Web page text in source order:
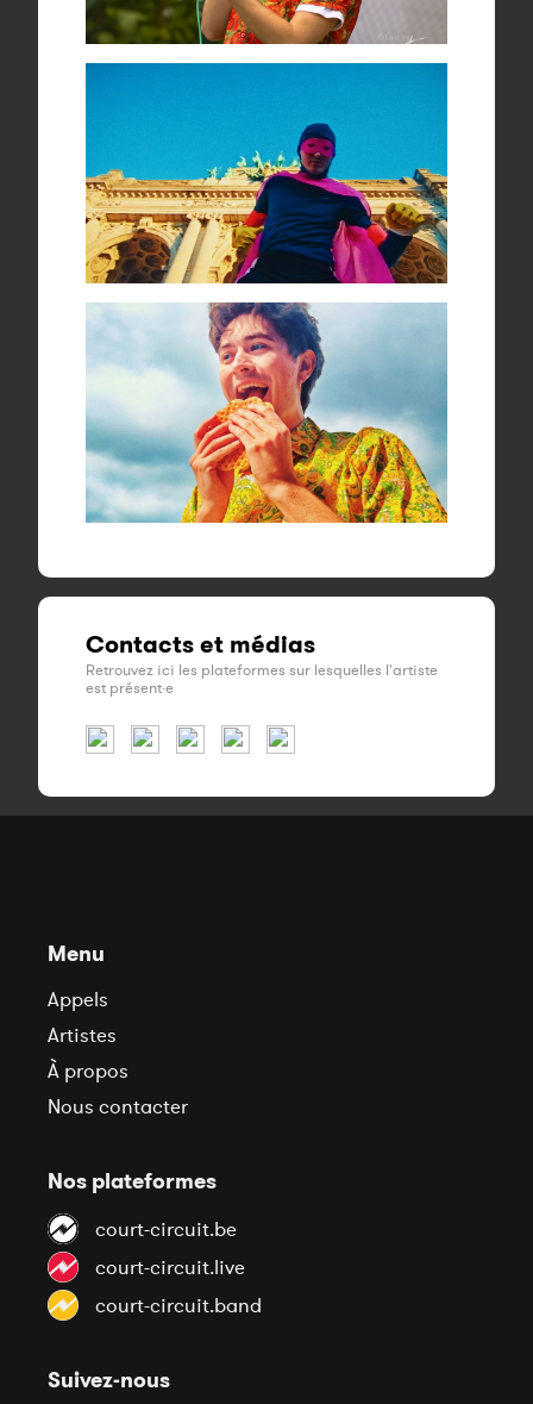
Contacts et médias
Retrouvez ici les plateformes sur lesquelles l'artiste
est présent·e
Menu
Appels
Artistes
À propos
Nous contacter
Nos plateformes
court-circuit.be
court-circuit.live
court-circuit.band
Suivez-nous